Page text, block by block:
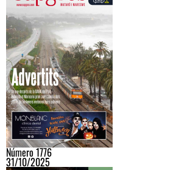
Número 1776
31/10/2025